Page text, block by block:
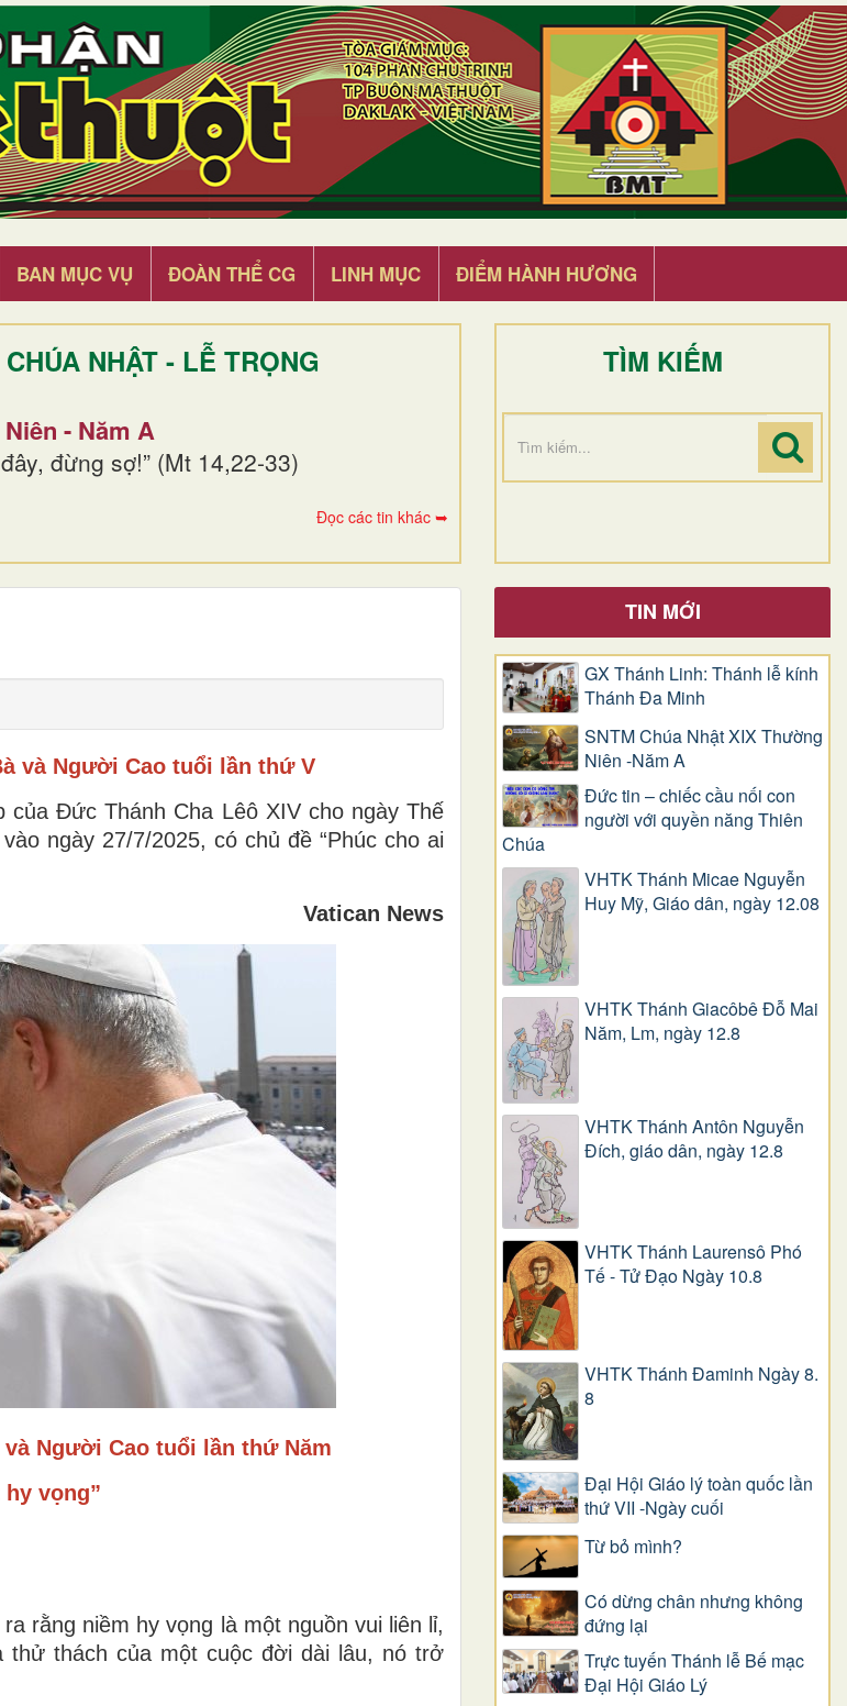
BAN MỤC VỤ ĐOÀN THỂ CG LINH MỤC ĐIỂM HÀNH HƯƠNG
NHẬT - LỄ TRỌNG
- Năm A
đừng sợ!” (Mt 14,22-33)
Đọc các tin khác ➥
TÌM KIẾM
và Người Cao tuổi lần thứ V
của Đức Thánh Cha Lêô XIV cho ngày Thế
ngày 27/7/2025, có chủ đề “Phúc cho ai
Vatican News
Người Cao tuổi lần thứ Năm
vọng”
rằng niềm hy vọng là một nguồn vui liên lỉ,
thách của một cuộc đời dài lâu, nó trở
TIN MỚI
GX Thánh Linh: Thánh lễ kính
Thánh Đa Minh
SNTM Chúa Nhật XIX Thường
Niên -Năm A
Đức tin – chiếc cầu nối con
người với quyền năng Thiên
Chúa
VHTK Thánh Micae Nguyễn
Huy Mỹ, Giáo dân, ngày 12.08
VHTK Thánh Giacôbê Ðỗ Mai
Năm, Lm, ngày 12.8
VHTK Thánh Antôn Nguyễn
Ðích, giáo dân, ngày 12.8
VHTK Thánh Laurensô Phó
Tế - Tử Đạo Ngày 10.8
VHTK Thánh Đaminh Ngày 8.
8
Đại Hội Giáo lý toàn quốc lần
thứ VII -Ngày cuối
Từ bỏ mình?
Có dừng chân nhưng không
đứng lại
Trực tuyến Thánh lễ Bế mạc
Đại Hội Giáo Lý